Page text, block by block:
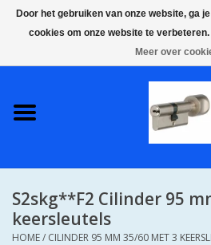
S2 COMPLETE VEILIGE
SKG**
S2skg**F2 Cilinder 95
keersleutels
HOME/ CILINDER 95 MM 35/60 MET 3
Door het gebruiken van onze website, ga
cookies om onze website te verbeteren.
Meer over